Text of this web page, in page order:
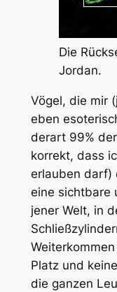
Die
Jordan.
Vögel, die mir
eben
derart 99%
korrekt, dass
erlauben darf)
eine sichtbare
jener Welt, in
Platz und
die ganzen